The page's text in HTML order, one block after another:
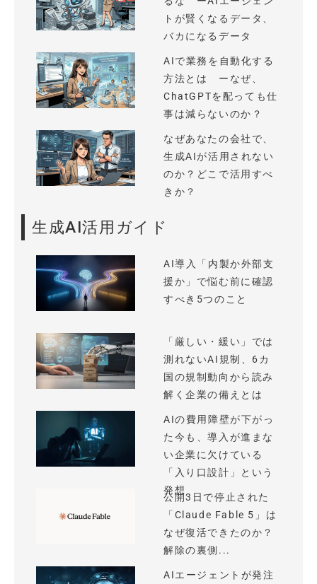
トが賢くなるデータ、
バカになるデータ
AIで業務を自動化する
方法とは ーなぜ、
ChatGPTを配っても仕
事は減らないのか？
なぜあなたの会社で、
生成AIが活用されない
のか？どこで活用すべ
きか？
生成AI活用ガイド
AI導入「内製か外部支
援か」で悩む前に確認
すべき5つのこと
「厳しい・緩い」では
測れないAI規制、6カ
国の規制動向から読み
解く企業の備えとは
AIの費用障壁が下がっ
た今も、導入が進まな
い企業に欠けている
「入り口設計」という
発想
公開3日で停止された
「Claude Fable 5」は
なぜ復活できたのか？
解除の裏側...
AIエージェントが発注